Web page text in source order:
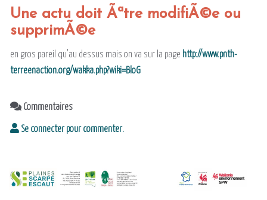
Une actu doit Ãªtre modifiÃ©e ou
supprimÃ©e
en gros pareil qu'au dessus mais on va sur la page http://www.pnth-
terreenaction.org/wakka.php?wiki=BloG
Commentaires
Se connecter pour commenter.